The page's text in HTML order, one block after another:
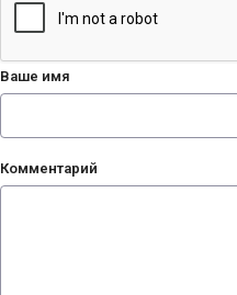
Ваше имя
Комментарий